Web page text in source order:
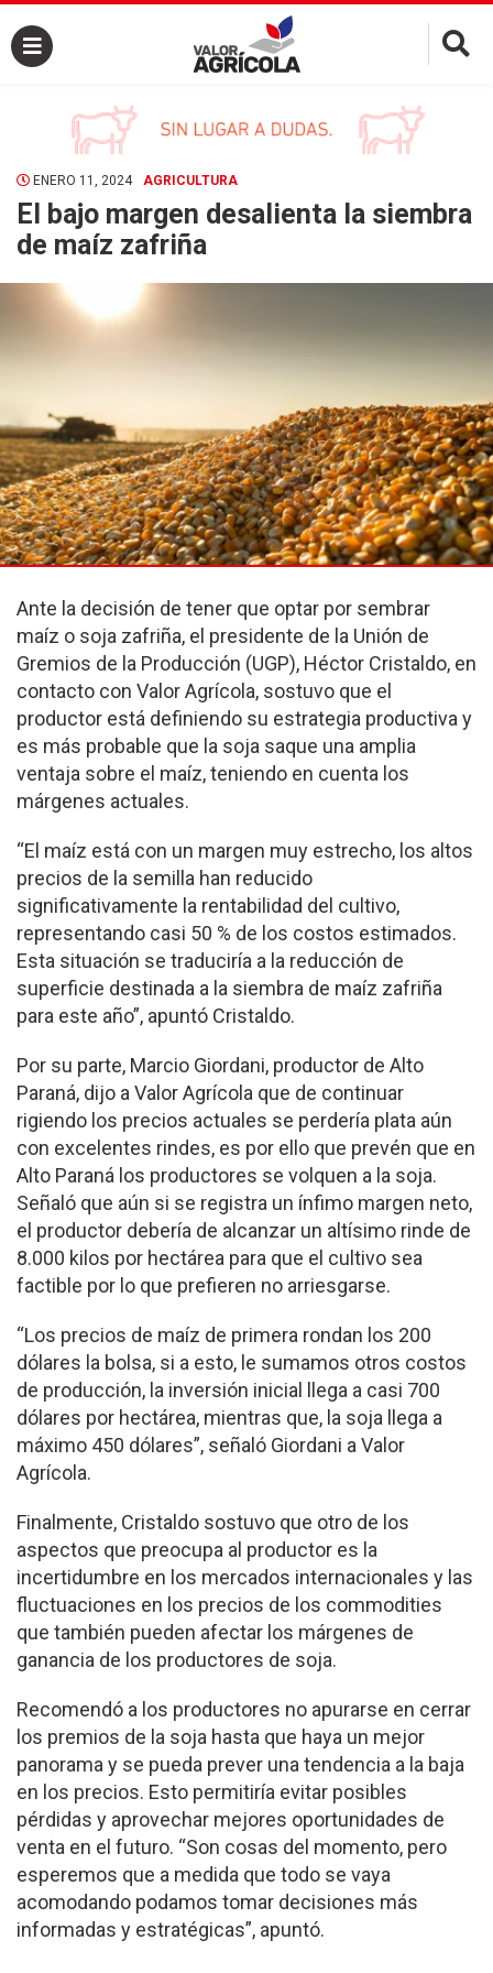
×
ENERO 11, 2024 AGRICULTURA
El bajo margen desalienta la siembra
de maíz zafriña
Ante la decisión de tener que optar por sembrar
maíz o soja zafriña, el presidente de la Unión de
Gremios de la Producción (UGP), Héctor Cristaldo, en
contacto con Valor Agrícola, sostuvo que el
productor está definiendo su estrategia productiva y
es más probable que la soja saque una amplia
ventaja sobre el maíz, teniendo en cuenta los
márgenes actuales.
“El maíz está con un margen muy estrecho, los altos
precios de la semilla han reducido
significativamente la rentabilidad del cultivo,
representando casi 50 % de los costos estimados.
Esta situación se traduciría a la reducción de
superficie destinada a la siembra de maíz zafriña
para este año”, apuntó Cristaldo.
Por su parte, Marcio Giordani, productor de Alto
Paraná, dijo a Valor Agrícola que de continuar
rigiendo los precios actuales se perdería plata aún
con excelentes rindes, es por ello que prevén que en
Alto Paraná los productores se volquen a la soja.
Señaló que aún si se registra un ínfimo margen neto,
el productor debería de alcanzar un altísimo rinde de
8.000 kilos por hectárea para que el cultivo sea
factible por lo que prefieren no arriesgarse.
“Los precios de maíz de primera rondan los 200
dólares la bolsa, si a esto, le sumamos otros costos
de producción, la inversión inicial llega a casi 700
dólares por hectárea, mientras que, la soja llega a
máximo 450 dólares”, señaló Giordani a Valor
Agrícola.
Finalmente, Cristaldo sostuvo que otro de los
aspectos que preocupa al productor es la
incertidumbre en los mercados internacionales y las
fluctuaciones en los precios de los commodities
que también pueden afectar los márgenes de
ganancia de los productores de soja.
Recomendó a los productores no apurarse en cerrar
los premios de la soja hasta que haya un mejor
panorama y se pueda prever una tendencia a la baja
en los precios. Esto permitiría evitar posibles
pérdidas y aprovechar mejores oportunidades de
venta en el futuro. “Son cosas del momento, pero
esperemos que a medida que todo se vaya
acomodando podamos tomar decisiones más
informadas y estratégicas”, apuntó.